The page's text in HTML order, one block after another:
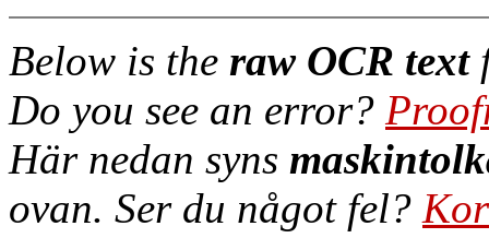
Below is the raw OCR text
Do you see an error?
Här nedan syns
ovan. Ser du något fel?